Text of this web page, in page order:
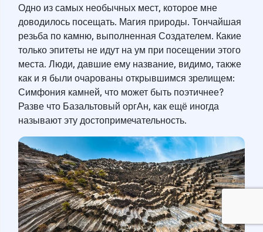
Одно из самых необычных мест, которое мне
доводилось посещать. Магия природы. Тончайшая
резьба по камню, выполненная Создателем. Какие
только эпитеты не идут на ум при посещении этого
места. Люди, давшие ему название, видимо, также
как и я были очарованы открывшимся зрелищем:
Симфония камней, что может быть поэтичнее?
Разве что Базальтовый оргАн, как ещё иногда
называют эту достопримечательность.